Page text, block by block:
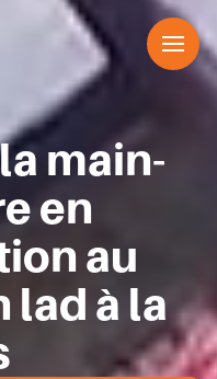
nous
main-
en
au
lad à la